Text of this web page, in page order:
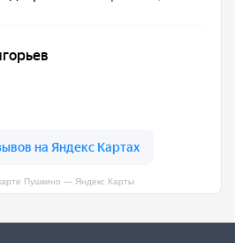
Пушкино — Яндекс Карты